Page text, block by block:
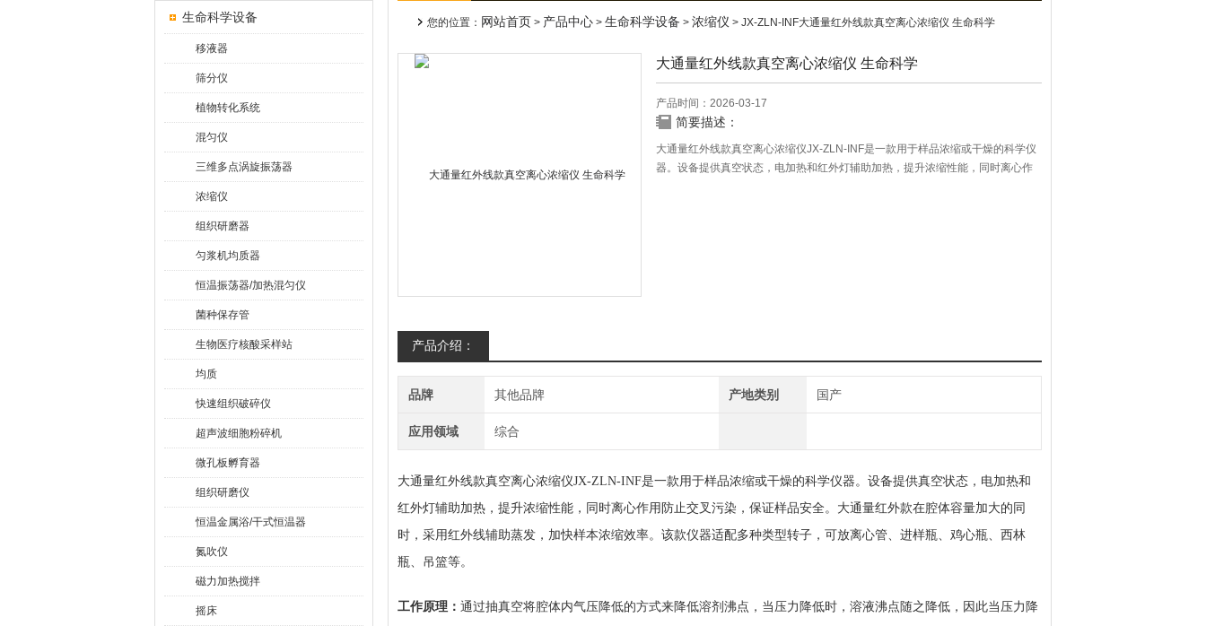
生命科学设备
移液器
筛分仪
植物转化系统
混匀仪
三维多点涡旋振荡器
浓缩仪
组织研磨器
匀浆机均质器
恒温振荡器/加热混匀仪
菌种保存管
生物医疗核酸采样站
均质
快速组织破碎仪
超声波细胞粉碎机
微孔板孵育器
组织研磨仪
恒温金属浴/干式恒温器
氮吹仪
磁力加热搅拌
摇床
您的位置： 网站首页 > 产品中心 > 生命科学设备 > 浓缩仪 > JX-ZLN-INF大通量红外线款真空离心浓缩仪 生命科学
大通量红外线款真空离心浓缩仪 生命科学
产品时间：2026-03-17
简要描述：
大通量红外线款真空离心浓缩仪JX-ZLN-INF是一款用于样品浓缩或干燥的科学仪
器。设备提供真空状态，电加热和红外灯辅助加热，提升浓缩性能，同时离心作
产品介绍：
品牌 其他品牌 产地类别 国产
应用领域 综合
大通量红外线款真空离心浓缩仪JX-ZLN-INF是一款用于样品浓缩或干燥的科学仪器。设备提供真空状态，电加热和
红外灯辅助加热，提升浓缩性能，同时离心作用防止交叉污染，保证样品安全。大通量红外款在腔体容量加大的同
时，采用红外线辅助蒸发，加快样本浓缩效率。该款仪器适配多种类型转子，可放离心管、进样瓶、鸡心瓶、西林
瓶、吊篮等。
工作原理： 通过抽真空将腔体内气压降低的方式来降低溶剂沸点，当压力降低时，溶液沸点随之降低，因此当压力降